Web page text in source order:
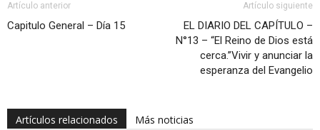
Artículo anterior
Capitulo General – Día 15
Artículo siguiente
EL DIARIO DEL CAPÍTULO –
N°13 – “El Reino de Dios está
cerca.”Vivir y anunciar la
esperanza del Evangelio
Artículos relacionados Más noticias